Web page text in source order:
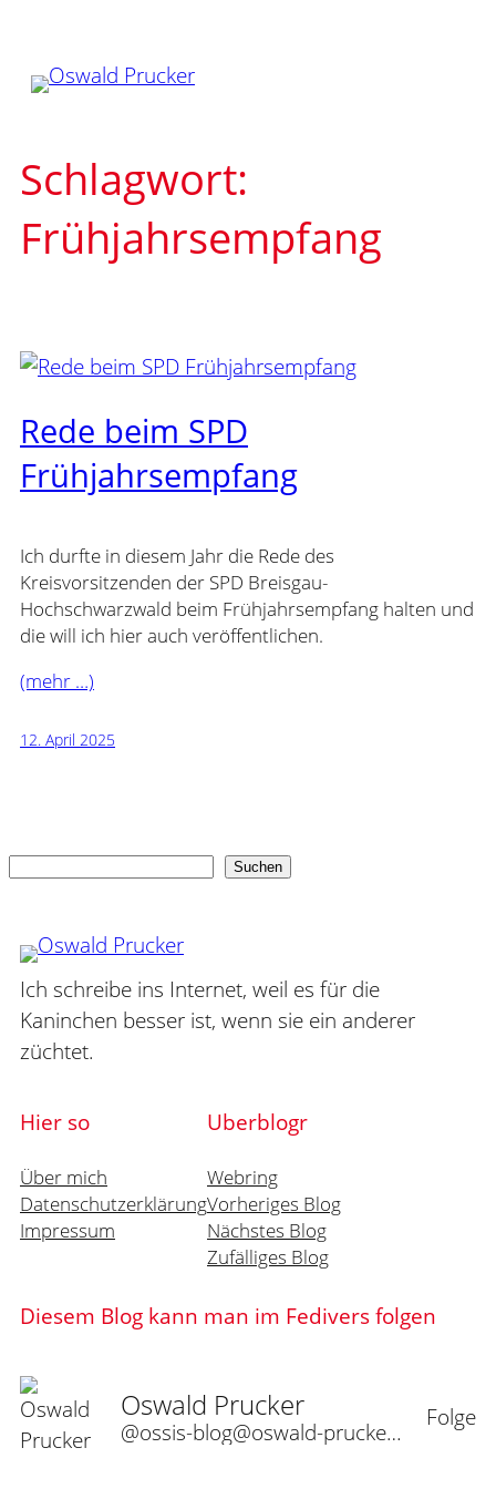
springen
Schlagwort:
Frühjahrsempfang
Rede beim SPD
Frühjahrsempfang
Ich durfte in diesem Jahr die Rede des
Kreisvorsitzenden der SPD Breisgau-
Hochschwarzwald beim Frühjahrsempfang halten und
die will ich hier auch veröffentlichen.
(mehr …)
12. April 2025
Suchen
Ich schreibe ins Internet, weil es für die
Kaninchen besser ist, wenn sie ein anderer
züchtet.
Hier so
Über mich
Datenschutzerklärung
Impressum
Uberblogr
Webring
Vorheriges Blog
Nächstes Blog
Zufälliges Blog
Diesem Blog kann man im Fedivers folgen
Oswald Prucker
@ossis-blog@oswald-prucker.de
Folge